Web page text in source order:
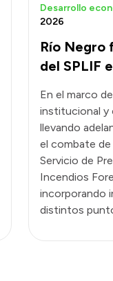
Río Negro
del SPLIF
Desarrollo
2026
En el marco
institucional y
llevando
el combate
Servicio de
Incendios
incorporando
distintos